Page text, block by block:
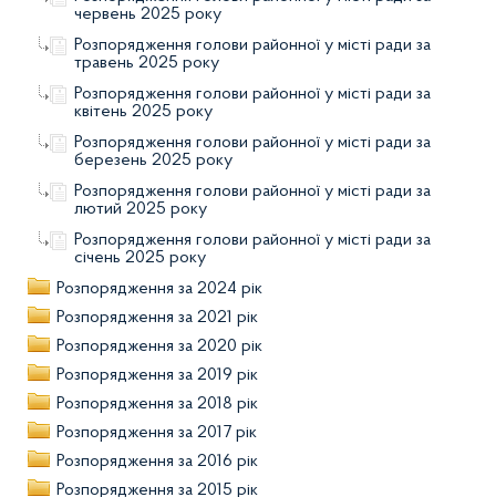
червень 2025 року
Розпорядження голови районної у місті ради за
травень 2025 року
Розпорядження голови районної у місті ради за
квітень 2025 року
Розпорядження голови районної у місті ради за
березень 2025 року
Розпорядження голови районної у місті ради за
лютий 2025 року
Розпорядження голови районної у місті ради за
січень 2025 року
Розпорядження за 2024 рік
Розпорядження за 2021 рік
Розпорядження за 2020 рік
Розпорядження за 2019 рік
Розпорядження за 2018 рік
Розпорядження за 2017 рік
Розпорядження за 2016 рік
Розпорядження за 2015 рік